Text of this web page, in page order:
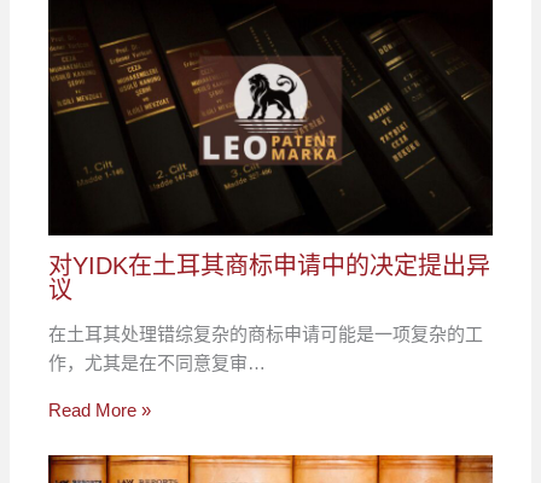
对YIDK在土耳其商标申请中的决定提出异
议
在土耳其处理错综复杂的商标申请可能是一项复杂的工
作，尤其是在不同意复审…
Read More »